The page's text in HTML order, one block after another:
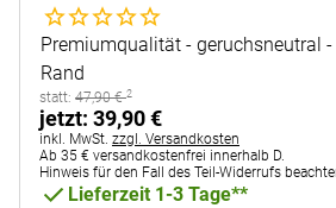
Noch keine Bewertungen abgegeben
Premiumqualität - geruchsneutral
Rand
statt:
statt: 47,90€ 2
jetzt:
jetzt: 39,90€
Steuerhinweis:
inkl. MwSt. zzgl. Versandkosten
Ab 35 € versandkostenfrei innerhalb D.
Hinweis für den Fall des Teil-Widerrufs
Lieferzeit 1-3 Tage**